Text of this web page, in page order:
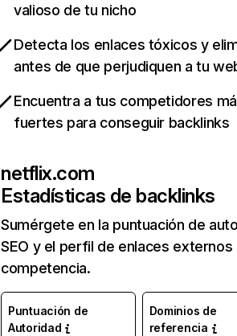
valioso de tu nicho
Detecta los enlaces tóxicos y
antes de que perjudiquen a tu
Encuentra a tus competidores
fuertes para conseguir backlinks
netflix.com
Estadísticas de backlinks
Sumérgete en la puntuación de
SEO y el perfil de enlaces externos
competencia.
Puntuación de
Autoridad
Dominios de
referencia